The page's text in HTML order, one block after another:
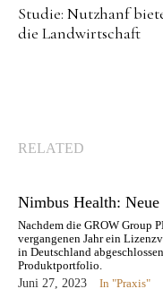
Studie: Nutzhanf
die Landwirtschaft
RELATED
Nimbus Health:
Nachdem die GROW Group
vergangenen Jahr ein
in Deutschland
Produktportfolio.
Juni 27, 2023
In "Praxis"